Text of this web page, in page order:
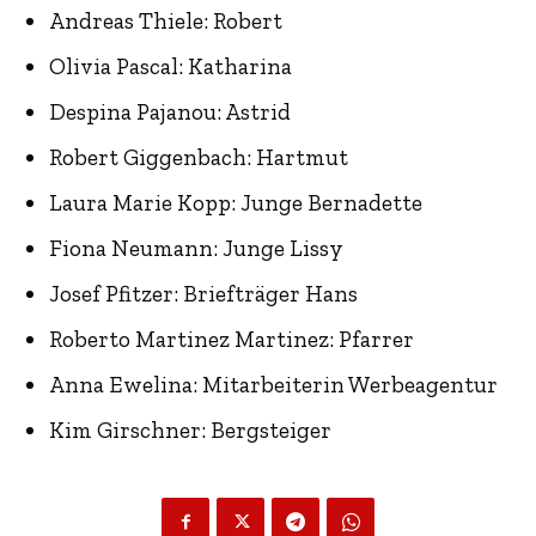
Andreas Thiele: Robert
Olivia Pascal: Katharina
Despina Pajanou: Astrid
Robert Giggenbach: Hartmut
Laura Marie Kopp: Junge Bernadette
Fiona Neumann: Junge Lissy
Josef Pfitzer: Briefträger Hans
Roberto Martinez Martinez: Pfarrer
Anna Ewelina: Mitarbeiterin Werbeagentur
Kim Girschner: Bergsteiger